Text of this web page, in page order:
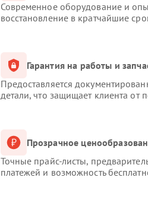
Современное оборудование и
восстановление в кратчайшие
Гарантия на работы и
Предоставляется
детали, что защищает клиента от
Прозрачное
Точные прайс-листы,
платежей и возможность